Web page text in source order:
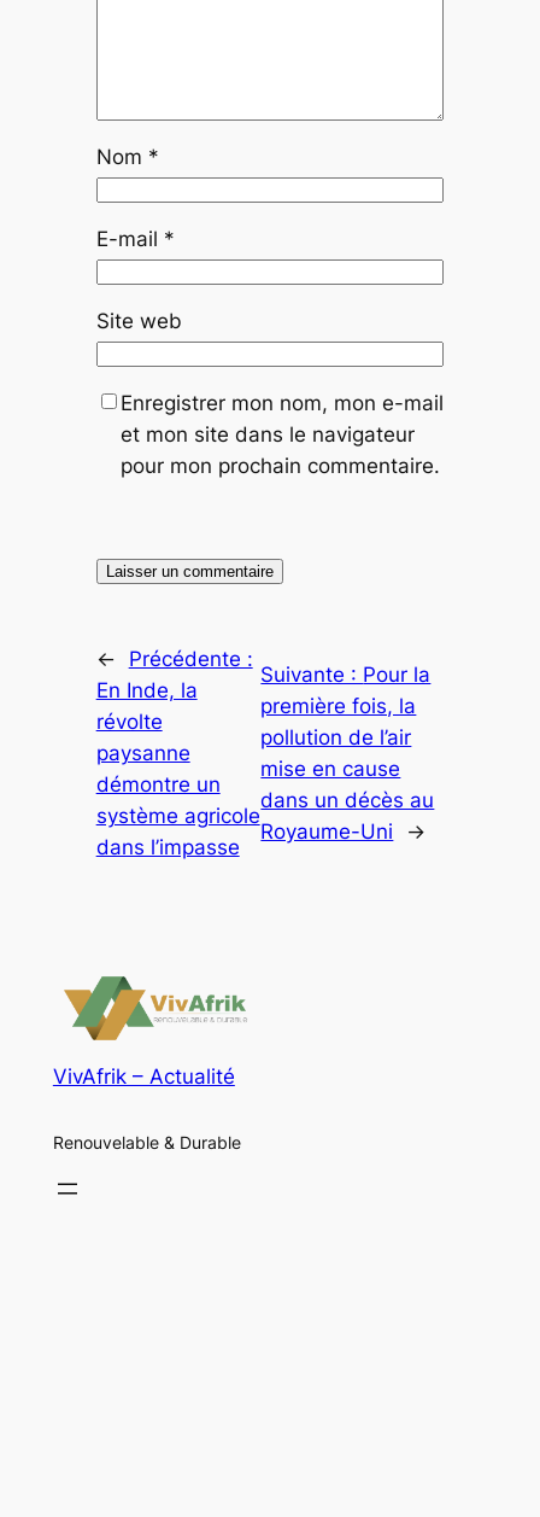
Nom *
E-mail *
Site web
Enregistrer mon nom, mon e-mail
et mon site dans le navigateur
pour mon prochain commentaire.
←
Précédente :
En Inde, la
révolte
paysanne
démontre un
système agricole
dans l’impasse
Suivante : Pour la
première fois, la
pollution de l’air
mise en cause
dans un décès au
Royaume-Uni
→
VivAfrik – Actualité
Renouvelable & Durable